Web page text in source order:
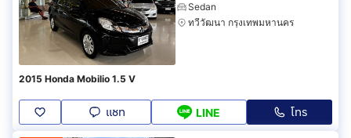
Sedan
ทวีวัฒนา กรุงเทพมหานคร
2015 Honda Mobilio 1.5 V
แชท LINE โทร